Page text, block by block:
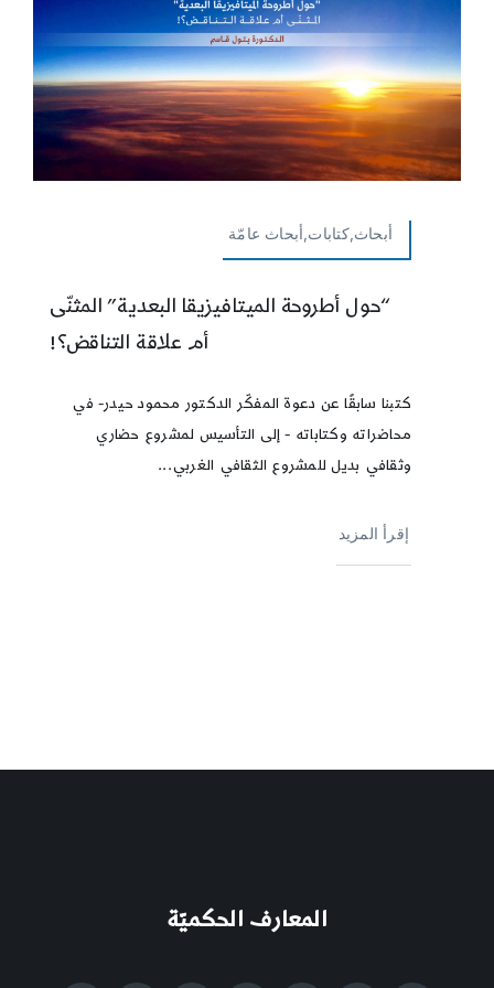
أبحاث,كتابات,أبحاث عامّة
“حول أطروحة الميتافيزيقا البعدية” المثنّى
أم علاقة التناقض؟!
كتبنا سابقًا عن دعوة المفكّر الدكتور محمود حيدر- في
محاضراته وكتاباته - إلى التأسيس لمشروع حضاري
وثقافي بديل للمشروع الثقافي الغربي...
إقرأ المزيد
المعارف الحكميّة